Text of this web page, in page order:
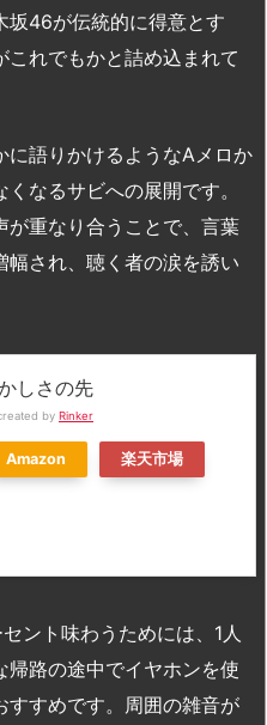
坂46が伝統的に得意とす
これでもかと詰め込まれて
に語りかけるようなAメロか
なるサビへの展開です。
が重なり合うことで、言葉
幅され、聴く者の涙を誘い
しさの先
by Rinker
Amazon 楽天市場
ント味わうためには、1人
帰路の途中でイヤホンを使
すすめです。周囲の雑音が